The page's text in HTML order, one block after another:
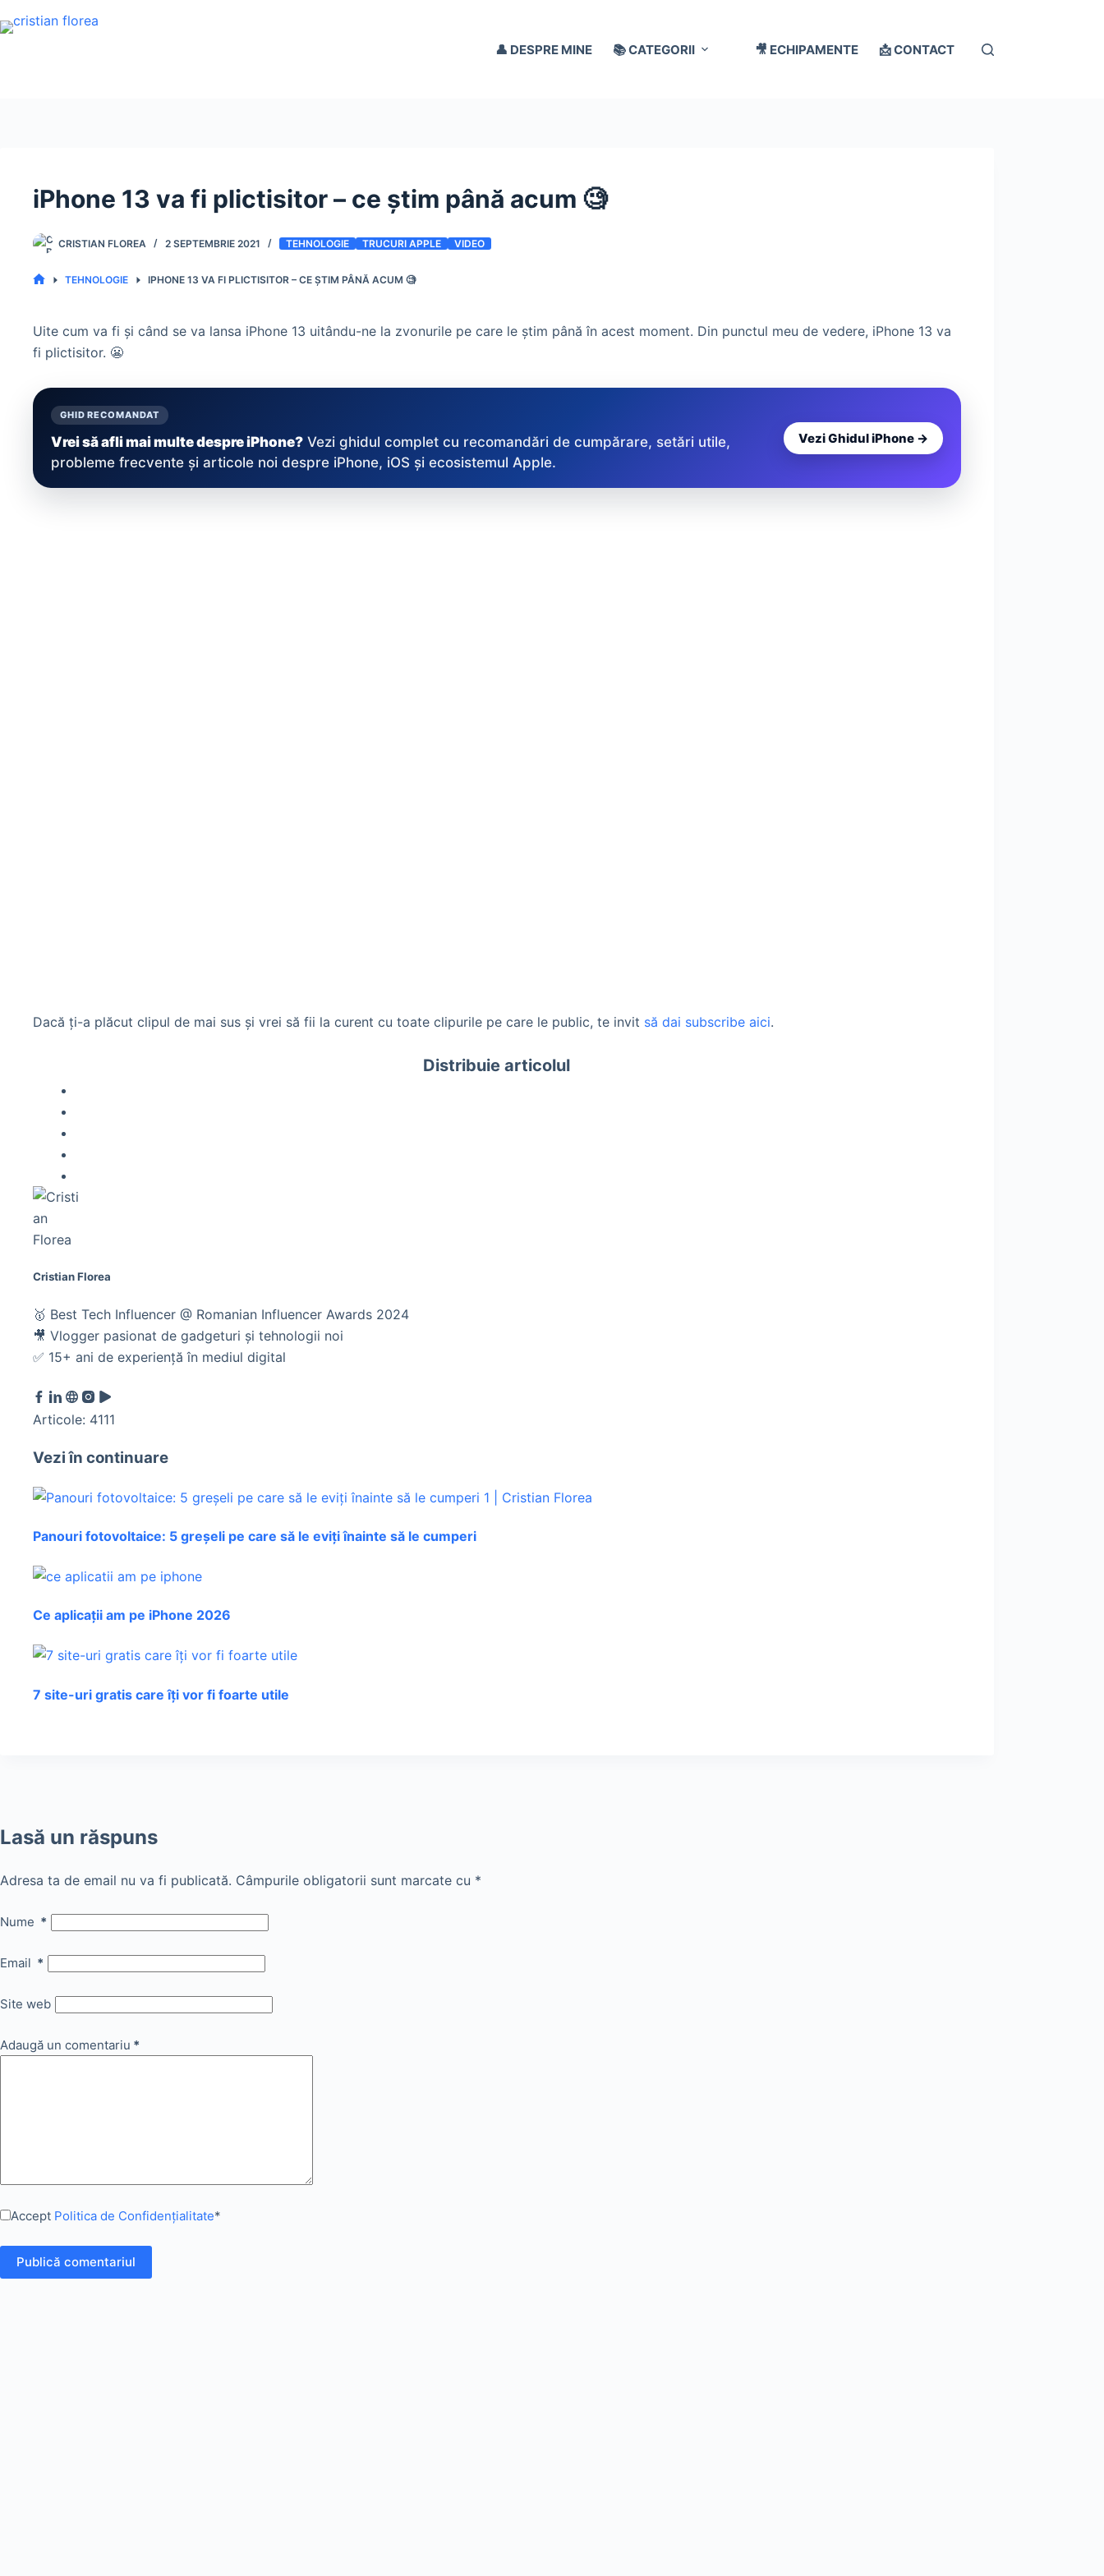
la
👤 DESPRE MINE 📚 CATEGORII 🎥 ECHIPAMENTE 📩 CONTACT
iPhone 13 va fi plictisitor – ce știm până acum 🧐
CRISTIAN FLOREA 2 SEPTEMBRIE 2021 TEHNOLOGIE TRUCURI APPLE VIDEO
TEHNOLOGIE IPHONE 13 VA FI PLICTISITOR – CE ȘTIM PÂNĂ ACUM 🧐
Uite cum va fi și când se va lansa iPhone 13 uitându-ne la zvonurile pe care le știm până în acest moment. Din punctul meu de vedere, iPhone 13 va
fi plictisitor. 😬
GHID RECOMANDAT
Vrei să afli mai multe despre iPhone? Vezi ghidul complet cu recomandări de cumpărare, setări utile,
probleme frecvente și articole noi despre iPhone, iOS și ecosistemul Apple.
Vezi Ghidul iPhone →
Dacă ți-a plăcut clipul de mai sus și vrei să fii la curent cu toate clipurile pe care le public, te invit să dai subscribe aici.
Distribuie articolul
Cristian Florea
🥇 Best Tech Influencer @ Romanian Influencer Awards 2024
🎥 Vlogger pasionat de gadgeturi și tehnologii noi
✅ 15+ ani de experiență în mediul digital
Articole: 4111
Vezi în continuare
Panouri fotovoltaice: 5 greșeli pe care să le eviți înainte să le cumperi
Ce aplicații am pe iPhone 2026
7 site-uri gratis care îți vor fi foarte utile
Lasă un răspuns
Adresa ta de email nu va fi publicată. Câmpurile obligatorii sunt marcate cu *
Nume *
Email *
Site web
Adaugă un comentariu *
Accept Politica de Confidențialitate*
Publică comentariul